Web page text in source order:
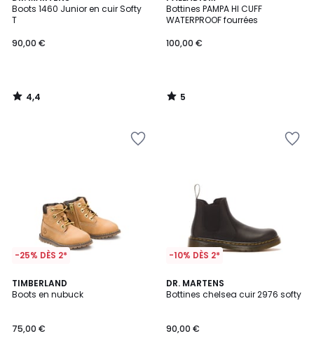
Boots 1460 Junior en cuir Softy
T
90,00 €
/ 5
4,4
/
Bottines PAMPA HI CUFF
WATERPROOF fourrées
100,00 €
/
5
5
/
-25% DÈS 2*
TIMBERLAND
Boots en nubuck
75,00 €
4,8
/ 5
-10% DÈS 2*
DR. MARTENS
Bottines chelsea cuir 2976 softy
90,00 €
5
/